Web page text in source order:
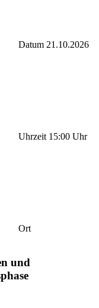
Datum 21.10.2026
Uhrzeit 15:00 Uhr
Ort
und